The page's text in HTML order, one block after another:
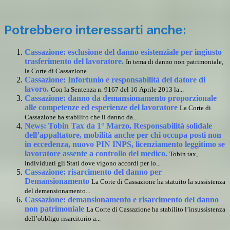
Potrebbero interessarti anche:
Cassazione: esclusione del danno esistenziale per ingiusto
trasferimento del lavoratore. In tema di danno non patrimoniale,
la Corte di Cassazione...
Cassazione: Infortunio e responsabilità del datore di
lavoro. Con la Sentenza n. 9167 del 16 Aprile 2013 la...
Cassazione: danno da demansionamento proporzionale
alle competenze ed esperienze del lavoratore La Corte di
Cassazione ha stabilito che il danno da...
News: Tobin Tax da 1° Marzo, Responsabilità solidale
dell’appaltatore, mobilità anche per chi occupa posti non
in eccedenza, nuovo PIN INPS, licenziamento leggitimo se
lavoratore assente a controllo del medico. Tobin tax,
individuati gli Stati dove vigono accordi per lo...
Cassazione: risarcimento del danno per
Demansionamento La Corte di Cassazione ha statuito la sussistenza
del demansionamento...
Cassazione: demansionamento e risarcimento del danno
non patrimoniale La Corte di Cassazione ha stabilito l’insussistenza
dell’obbligo risarcitorio a...